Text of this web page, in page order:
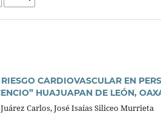
CARDIOVASCULAR EN
HUAJUAPAN DE LEÓN,
Carlos, José Isaías Siliceo Murrieta